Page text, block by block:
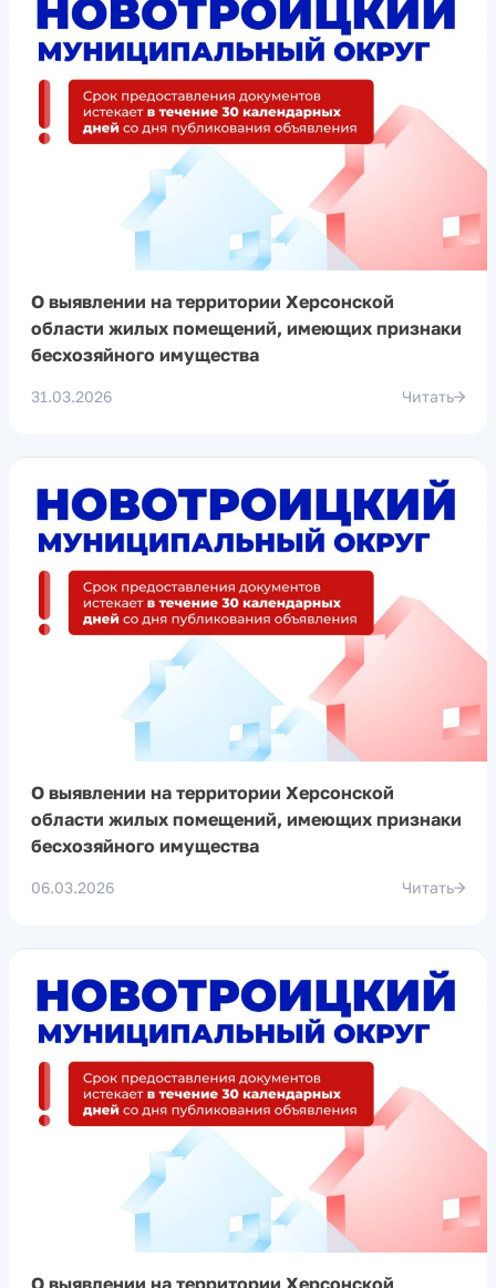
О выявлении на территории Херсонской
области жилых помещений, имеющих признаки
бесхозяйного имущества
31.03.2026 Читать
О выявлении на территории Херсонской
области жилых помещений, имеющих признаки
бесхозяйного имущества
06.03.2026 Читать
О выявлении на территории Херсонской